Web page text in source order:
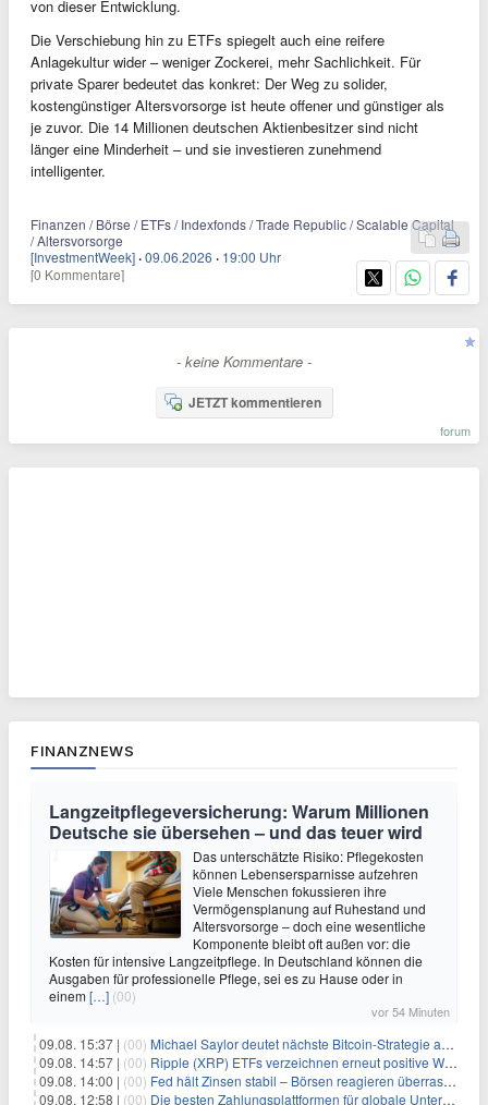
von dieser Entwicklung.
Die Verschiebung hin zu ETFs spiegelt auch eine reifere
Anlagekultur wider – weniger Zockerei, mehr Sachlichkeit. Für
private Sparer bedeutet das konkret: Der Weg zu solider,
kostengünstiger Altersvorsorge ist heute offener und günstiger als
je zuvor. Die 14 Millionen deutschen Aktienbesitzer sind nicht
länger eine Minderheit – und sie investieren zunehmend
intelligenter.
Finanzen / Börse / ETFs / Indexfonds / Trade Republic / Scalable Capital
/ Altersvorsorge
[InvestmentWeek] ·09.06.2026 · 19:00 Uhr
[0 Kommentare]
- keine Kommentare -
JETZT kommentieren
forum
FINANZNEWS
Langzeitpflegeversicherung: Warum Millionen
Deutsche sie übersehen – und das teuer wird
Das unterschätzte Risiko: Pflegekosten
können Lebensersparnisse aufzehren
Viele Menschen fokussieren ihre
Vermögensplanung auf Ruhestand und
Altersvorsorge – doch eine wesentliche
Komponente bleibt oft außen vor: die
Kosten für intensive Langzeitpflege. In Deutschland können die
Ausgaben für professionelle Pflege, sei es zu Hause oder in
einem[…] (00)
vor 54 Minuten
09.08. 15:37 | (00) Michael Saylor deutet nächste Bitcoin-Strategie an: Analysten erwarten weiteren Verkauf
09.08. 14:57 | (00) Ripple (XRP) ETFs verzeichnen erneut positive Woche, doch neue Bedenken tauchen auf
09.08. 14:00 | (00) Fed hält Zinsen stabil – Börsen reagieren überraschend volatil
09.08. 12:58 | (00) Die besten Zahlungsplattformen für globale Unternehmen im Jahr 2026